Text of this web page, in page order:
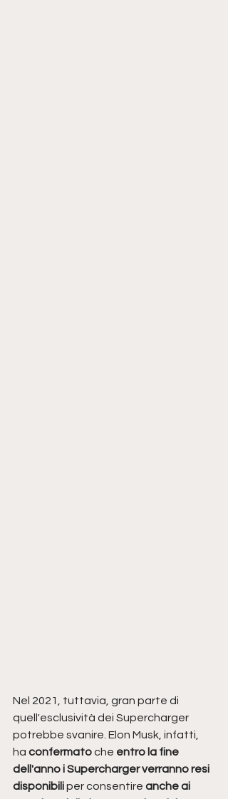
Nel 2021, tuttavia, gran parte di
quell'esclusività dei Supercharger
potrebbe svanire. Elon Musk, infatti,
ha confermato che entro la fine
dell'anno i Supercharger verranno resi
disponibili per consentire anche ai